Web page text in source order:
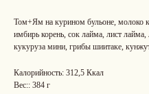
Том+Ям на курином бульоне, молоко
имбирь корень, сок лайма, лист лайма,
кукуруза мини, грибы шиитаке,
Калорийность: 312,5 Ккал
Вес:: 384 г